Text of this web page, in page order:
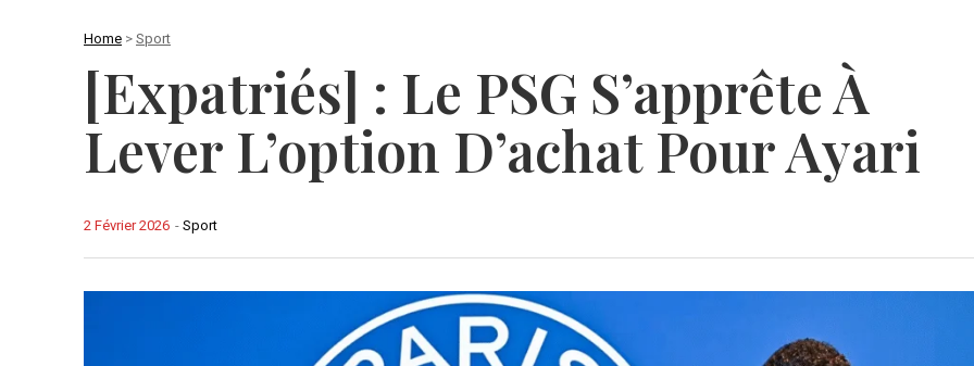
Home > Sport
[Expatriés] : Le PSG S’apprête À
Lever L’option D’achat Pour Ayari
- Sport
2 Février 2026